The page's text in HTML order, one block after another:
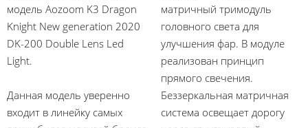
модель Aozoom K3 Dragon
Knight New generation 2020
DK-200 Double Lens Led
Light.
Данная модель уверенно
входит в линейку самых
матричный тримодуль
головного света для
улучшения фар. В модуле
реализован принцип
прямого свечения.
Беззеркальная матричная
система освещает дорогу